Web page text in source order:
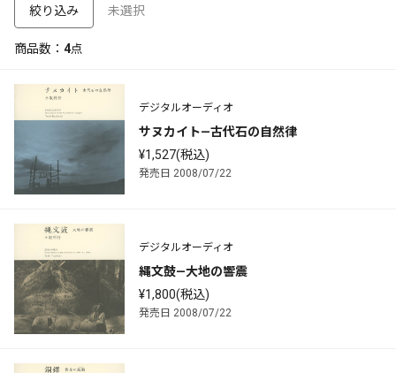
絞り込み 未選択
商品数： 4点
デジタルオーディオ
サヌカイト—古代石の自然律
¥1,527(税込)
発売日 2008/07/22
デジタルオーディオ
縄文鼓—大地の響震
¥1,800(税込)
発売日 2008/07/22